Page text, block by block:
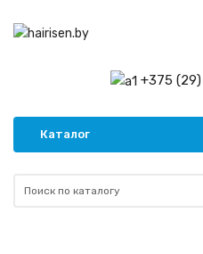
+375
Каталог